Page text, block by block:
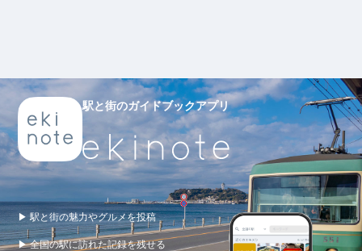
駅と街のガイドブックアプリ
▶ 駅と街の魅力やグルメを投稿
▶ 全国の駅に訪れた記録を残せる